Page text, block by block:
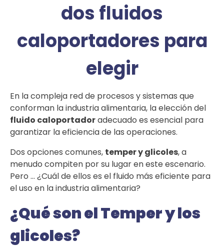
dos fluidos
caloportadores para
elegir
En la compleja red de procesos y sistemas que
conforman la industria alimentaria, la elección del
fluido caloportadoradecuado es esencial para
garantizar la eficiencia de las operaciones.
Dos opciones comunes, temper y glicoles, a
menudo compiten por su lugar en este escenario.
Pero … ¿Cuál de ellos es el fluido más eficiente para
el uso en la industria alimentaria?
¿Qué son el Temper y los
glicoles?